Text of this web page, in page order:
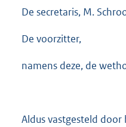
De secretaris, M.
De voorzitter,
namens deze, de
Aldus vastgesteld